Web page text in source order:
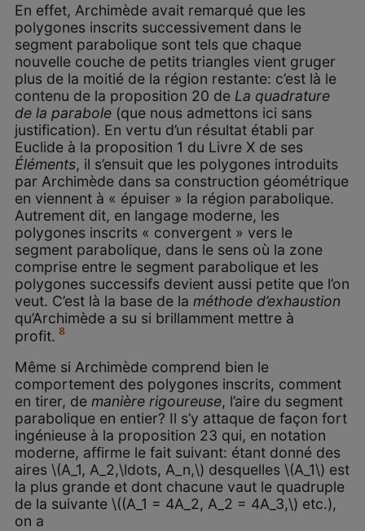
En effet, Archimède avait remarqué que les
polygones inscrits successivement dans le
segment parabolique sont tels que chaque
nouvelle couche de petits triangles vient gruger
plus de la moitié de la région restante: c’est là le
contenu de la proposition 20 de La quadrature
de la parabole(que nous admettons ici sans
justification). En vertu d’un résultat établi par
Euclide à la proposition 1 du Livre X de ses
Éléments, il s’ensuit que les polygones introduits
par Archimède dans sa construction géométrique
en viennent à « épuiser » la région parabolique.
Autrement dit, en langage moderne, les
polygones inscrits « convergent » vers le
segment parabolique, dans le sens où la zone
comprise entre le segment parabolique et les
polygones successifs devient aussi petite que l’on
veut. C’est là la base de la méthode d’exhaustion
qu’Archimède a su si brillamment mettre à
profit. 8
Même si Archimède comprend bien le
comportement des polygones inscrits, comment
en tirer, de manière rigoureuse, l’aire du segment
parabolique en entier? Il s’y attaque de façon fort
ingénieuse à la proposition 23 qui, en notation
moderne, affirme le fait suivant: étant donné des
aires \(A_1, A_2,\ldots, A_n,\) desquelles \(A_1\) est
la plus grande et dont chacune vaut le quadruple
de la suivante \((A_1 = 4A_2, A_2 = 4A_3,\) etc.),
on a